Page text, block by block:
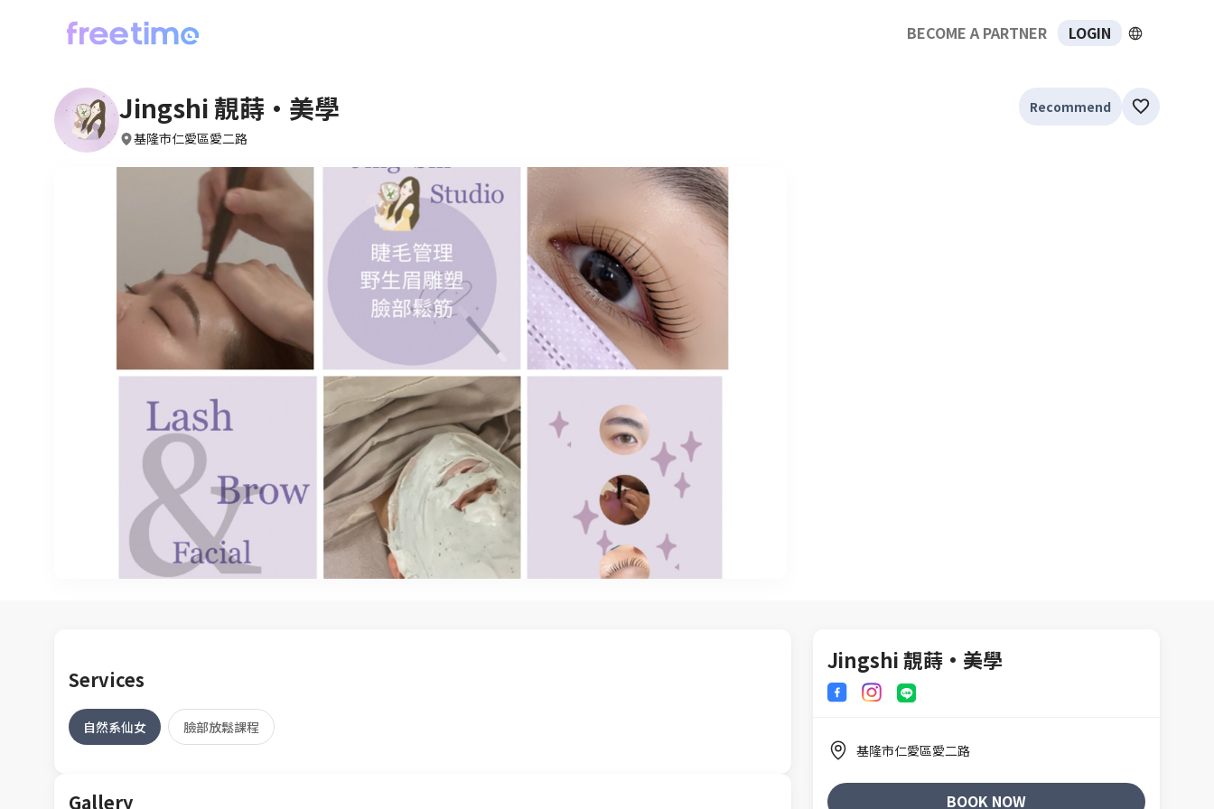
BECOME A PARTNER LOGIN
Jingshi 靚蒔·美學
基隆市仁愛區愛二路
Recommend
Services
自然系仙女 臉部放鬆課程
Gallery
Jingshi 靚蒔·美學
基隆市仁愛區愛二路
BOOK NOW